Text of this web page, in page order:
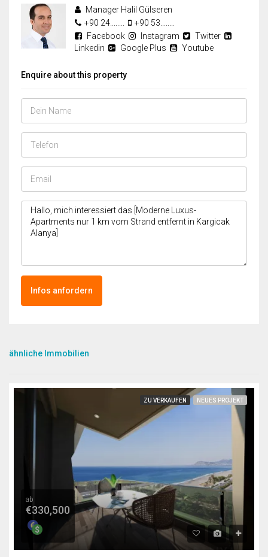
Manager Halil Gülseren
+90 24........
+90 53........
Facebook
Instagram
Twitter
Linkedin
Google Plus Youtube
Enquire about this property
Infos anfordern
ähnliche Immobilien
ZU VERKAUFEN NEUES PROJEKT
ab
€330,500